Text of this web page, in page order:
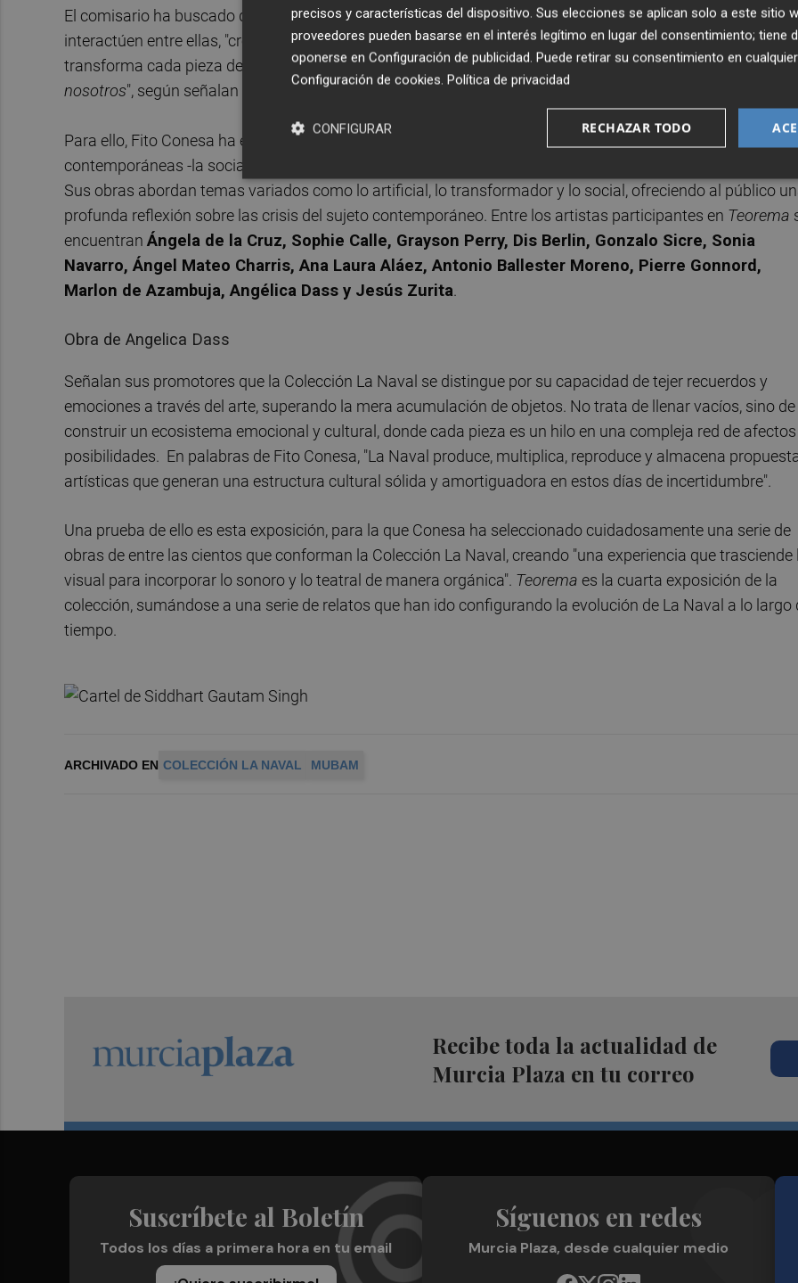
El comisario ha buscado que las obras de esta exposición dialoguen con el espacio del Mubam e
interactúen entre ellas, "creando narrativas espontáneas en la mente del espectador". "Esta interacción
transforma cada pieza de arte en una parte de un todo mayor, despojándose delyopara formar parte del
nosotros", según señalan desde la Colección La Naval.
Para ello, Fito Conesa ha establecido un recorrido sensorial y reflexivo, que abarca las diferentes crisis
contemporáneas -la social, la humana y la natural- a través de las creaciones de artistas de gran prestigio.
Sus obras abordan temas variados como lo artificial, lo transformador y lo social, ofreciendo al público
profunda reflexión sobre las crisis del sujeto contemporáneo. Entre los artistas participantes en Teorema
encuentran Ángela de la Cruz, Sophie Calle, Grayson Perry, Dis Berlin, Gonzalo Sicre, Sonia
Navarro, Ángel Mateo Charris, Ana Laura Aláez, Antonio Ballester Moreno, Pierre Gonnord,
Marlon de Azambuja, Angélica Dass y Jesús Zurita.
Obra de Angelica Dass
Señalan sus promotores que la Colección La Naval se distingue por su capacidad de tejer recuerdos y
emociones a través del arte, superando la mera acumulación de objetos. No trata de llenar vacíos, sino de
construir un ecosistema emocional y cultural, donde cada pieza es un hilo en una compleja red de afectos
posibilidades. En palabras de Fito Conesa, "La Naval produce, multiplica, reproduce y almacena
artísticas que generan una estructura cultural sólida y amortiguadora en estos días de incertidumbre".
Una prueba de ello es esta exposición, para la que Conesa ha seleccionado cuidadosamente una serie de
obras de entre las cientos que conforman la Colección La Naval, creando "una experiencia que trasciende
visual para incorporar lo sonoro y lo teatral de manera orgánica". Teorema es la cuarta exposición de la
colección, sumándose a una serie de relatos que han ido configurando la evolución de La Naval a lo largo
tiempo.
ARCHIVADO EN COLECCIÓN LA NAVAL MUBAM
Recibe toda la actualidad de
Murcia Plaza en tu correo
Suscríbete al Boletín
Todos los días a primera hora en tu email
Síguenos en redes
Murcia Plaza, desde cualquier medio
precisos y características del dispositivo. Sus elecciones se aplican solo a este sitio
proveedores pueden basarse en el interés legítimo en lugar del consentimiento; tiene
oponerse en Configuración de publicidad. Puede retirar su consentimiento en
Configuración de cookies. Política de privacidad
RECHAZAR TODO
CONFIGURAR